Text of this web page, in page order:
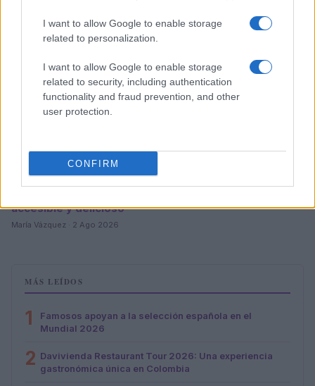
I want to allow Google to enable storage
related to personalization.
I want to allow Google to enable storage
related to security, including authentication
functionality and fraud prevention, and other
user protection.
CONFIRM
accesible y delicioso
María Vázquez · 2 Ago 2026
MÁS LEÍDOS
1
Famosos apoyan a la selección española en el
Mundial 2026
2 Davivienda Restaurant Tour 2026: Una experiencia
gastronómica única en Colombia